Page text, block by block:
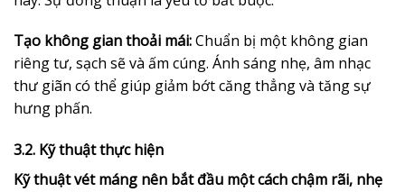
Tạo không gian thoải mái:Chuẩn bị một không gian
riêng tư, sạch sẽ và ấm cúng. Ánh sáng nhẹ, âm nhạc
thư giãn có thể giúp giảm bớt căng thẳng và tăng sự
hưng phấn.
3.2. Kỹ thuật thực hiện
Kỹ thuật vét máng nên bắt đầu một cách chậm rãi, nhẹ